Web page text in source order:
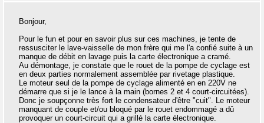
Bonjour,
Pour le fun et pour en savoir plus sur ces machines, je tente de
ressusciter le lave-vaisselle de mon frère qui me l'a confié suite à un
manque de débit en lavage puis la carte électronique a cramé.
Au démontage, je constate que le rouet de la pompe de cyclage est
en deux parties normalement assemblée par rivetage plastique.
Le moteur seul de la pompe de cyclage alimenté en en 220V ne
démarre que si je le lance à la main (bornes 2 et 4 court-circuitées).
Donc je soupçonne très fort le condensateur d'être "cuit". Le moteur
manquant de couple et/ou bloqué par le rouet endommagé a dû
provoquer un court-circuit qui a grillé la carte électronique.